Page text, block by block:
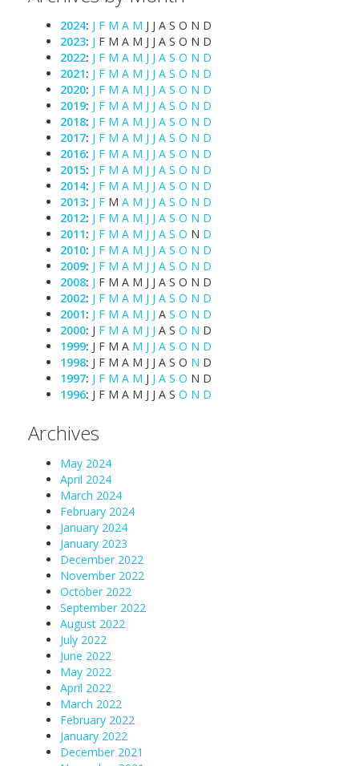
2024: J F M A M J J A S O N D
2023: J F M A M J J A S O N D
2022: J F M A M J J A S O N D
2021: J F M A M J J A S O N D
2020: J F M A M J J A S O N D
2019: J F M A M J J A S O N D
2018: J F M A M J J A S O N D
2017: J F M A M J J A S O N D
2016: J F M A M J J A S O N D
2015: J F M A M J J A S O N D
2014: J F M A M J J A S O N D
2013: J F M A M J J A S O N D
2012: J F M A M J J A S O N D
2011: J F M A M J J A S O N D
2010: J F M A M J J A S O N D
2009: J F M A M J J A S O N D
2008: J F M A M J J A S O N D
2002: J F M A M J J A S O N D
2001: J F M A M J J A S O N D
2000: J F M A M J J A S O N D
1999: J F M A M J J A S O N D
1998: J F M A M J J A S O N D
1997: J F M A M J J A S O N D
1996: J F M A M J J A S O N D
Archives
May 2024
April 2024
March 2024
February 2024
January 2024
January 2023
December 2022
November 2022
October 2022
September 2022
August 2022
July 2022
June 2022
May 2022
April 2022
March 2022
February 2022
January 2022
December 2021